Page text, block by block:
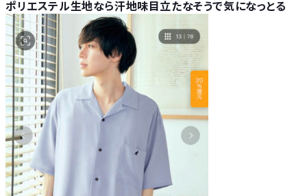
ポリエステル生地なら汗地味目立たなそうで気になっとる